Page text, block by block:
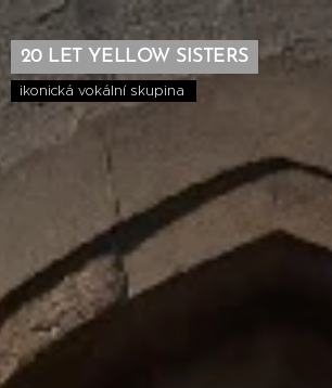
20 LET YELLOW SISTERS
ikonická vokální skupina